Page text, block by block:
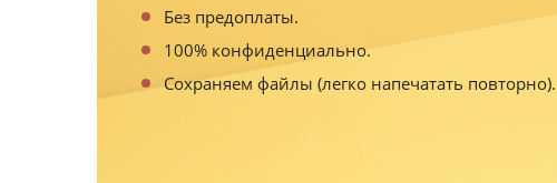
Без предоплаты.
100% конфиденциально.
Сохраняем файлы (легко напечатать повторно).